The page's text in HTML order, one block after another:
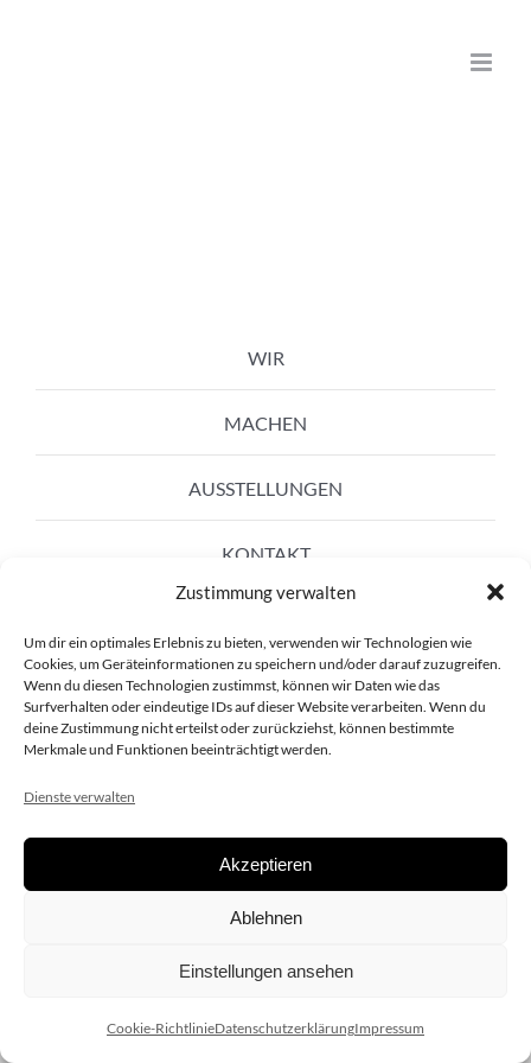
Zustimmung verwalten
Um dir ein optimales Erlebnis zu bieten, verwenden wir Technologien wie
Cookies, um Geräteinformationen zu speichern und/oder darauf zuzugreifen.
Wenn du diesen Technologien zustimmst, können wir Daten wie das
Surfverhalten oder eindeutige IDs auf dieser Website verarbeiten. Wenn du
deine Zustimmung nicht erteilst oder zurückziehst, können bestimmte
Merkmale und Funktionen beeinträchtigt werden.
Dienste verwalten
Akzeptieren
Ablehnen
Einstellungen ansehen
Cookie-RichtlinieDatenschutzerklärungImpressum
WIR
MACHEN
AUSSTELLUNGEN
KONTAKT
Copyright 2020 dieSCHAUsteller.at |Datenschützerklärung|
| Design:www.ARGEntur.at